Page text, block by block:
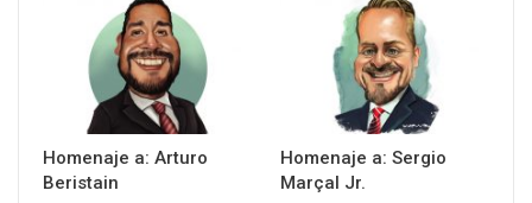
Homenaje a: Arturo
Beristain
Homenaje a: Sergio
Marçal Jr.